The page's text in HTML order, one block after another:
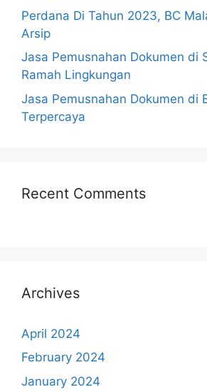
Perdana Di Tahun 2023, BC
Arsip
Jasa Pemusnahan Dokumen di
Ramah Lingkungan
Jasa Pemusnahan Dokumen di
Terpercaya
Recent Comments
Archives
April 2024
February 2024
January 2024